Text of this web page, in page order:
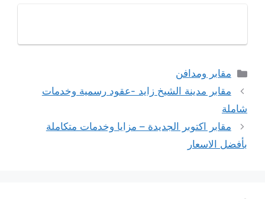
التصنيفات
مقابر ومدافن
مقابر مدينة الشيخ زايد -عقود رسمية وخدمات
شاملة
مقابر اكتوبر الجديدة – مزايا وخدمات متكاملة
بأفضل الاسعار